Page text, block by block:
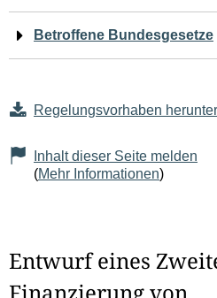
Betroffene Bundesgesetze
Regelungsvorhaben
Inhalt dieser Seite melden
(Mehr Informationen)
Entwurf eines